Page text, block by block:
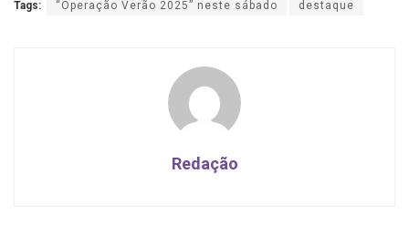
Tags: “Operação Verão 2025” neste sábado destaque
Redação